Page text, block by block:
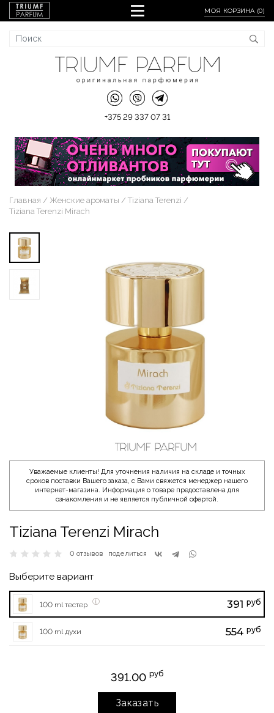
МОЯ КОРЗИНА (0)
+375 29 337 07 31
Главная Женские ароматы
Tiziana Terenzi
Tiziana Terenzi Mirach
Уважаемые клиенты! Для уточнения наличия на складе и точных
сроков поставки Вашего заказа, с Вами свяжется менеджер нашего
интернет-магазина. Информация о товаре предоставлена для
ознакомления и не является публичной офертой.
Tiziana Terenzi Mirach
0 отзывов поделиться
Выберите вариант
100 ml тестер 391 руб
100 ml духи 554 руб
391.00 руб
Заказать